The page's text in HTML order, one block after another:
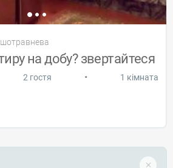
на добу? звертайтеся
2 гостя • 1 кімната